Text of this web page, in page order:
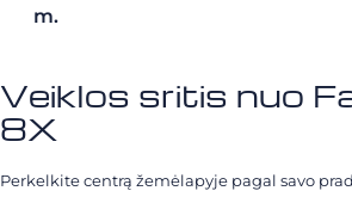
m.
Veiklos sritis nuo
8X
Perkelkite centrą žemėlapyje pagal savo